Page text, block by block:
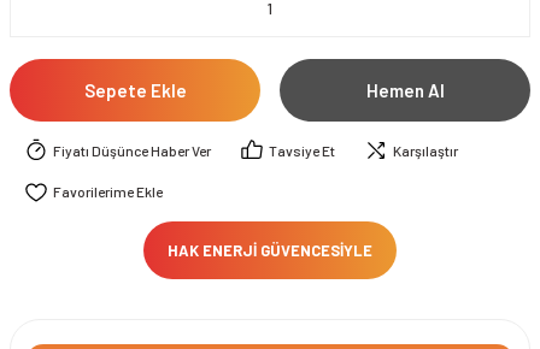
Sepete Ekle Hemen Al
Fiyatı Düşünce Haber Ver Tavsiye Et Karşılaştır
HAK ENERJİ GÜVENCESİYLE